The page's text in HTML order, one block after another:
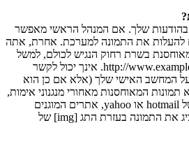
בהודעות שלך. אם המנהל הראשי מאפשר
להעלות את התמונה למערכת. אחרת, אתה
בשרת רחוק הנגיש לכולם, למשל
http://www.example.com/my-picture.gif. אינך יכול לקשר
על המחשב האישי שלך (אלא אם כן הוא
המאוחסנות מאחורי מנגנוני אימות,
למשל תיבות הדואר של hotmail או yahoo, אתרים המוגנים
בססמה, וכד'. כדי להציג את התמונה בעזרת התג [img] של